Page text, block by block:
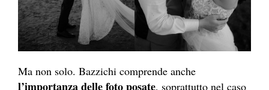
Ma non solo. Bazzichi comprende anche
l’importanza delle foto posate, soprattutto nel caso